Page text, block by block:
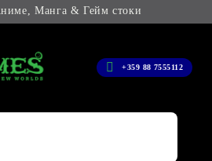
Манга & Гейм стоки
+359 88 7555112